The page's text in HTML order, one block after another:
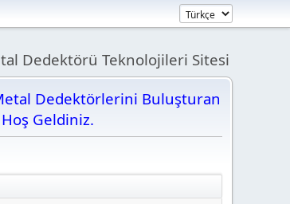
Dedektörü Teknolojileri Sitesi
Dedektörlerini Buluşturan
Geldiniz.